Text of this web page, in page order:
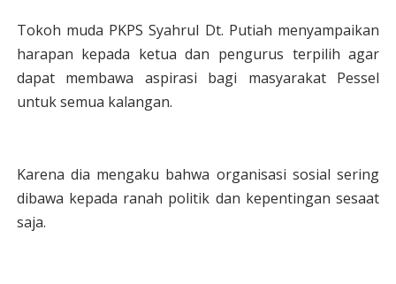
Tokoh muda PKPS Syahrul Dt. Putiah menyampaikan
harapan kepada ketua dan pengurus terpilih agar
dapat membawa aspirasi bagi masyarakat Pessel
untuk semua kalangan.
Karena dia mengaku bahwa organisasi sosial sering
dibawa kepada ranah politik dan kepentingan sesaat
saja.